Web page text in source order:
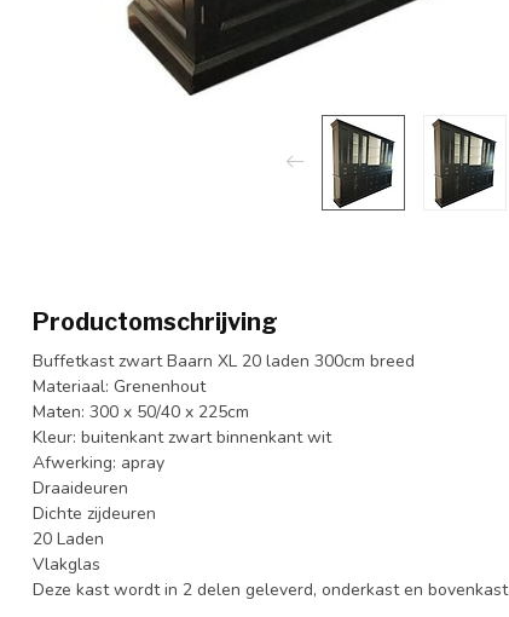
Productomschrijving
Buffetkast zwart Baarn XL 20 laden 300cm breed
Materiaal: Grenenhout
Maten: 300 x 50/40 x 225cm
Kleur: buitenkant zwart binnenkant wit
Afwerking: apray
Draaideuren
Dichte zijdeuren
20 Laden
Vlakglas
Deze kast wordt in 2 delen geleverd, onderkast en bovenkast